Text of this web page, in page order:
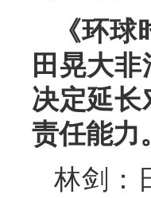
《环
田晃大
决定延长
责任能力
林剑：